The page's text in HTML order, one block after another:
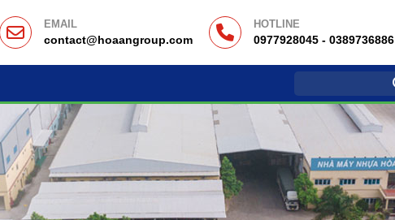
EMAIL
contact@hoaangroup.com
HOTLINE
0977928045 - 0389736886